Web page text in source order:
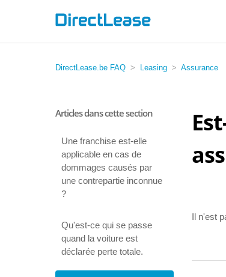
DirectLease.be FAQ Leasing Assurance
Articles dans cette section
Une franchise est-elle
applicable en cas de
dommages causés par
une contrepartie inconnue
?
Qu'est-ce qui se passe
quand la voiture est
déclarée perte totale.
Il n'est